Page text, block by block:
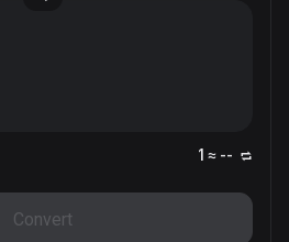
1 ≈ --
Convert